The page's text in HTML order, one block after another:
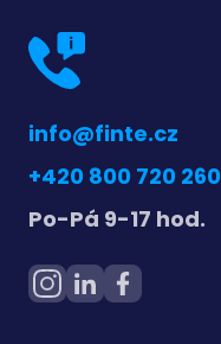
info@finte.cz
+420 800 720 260
Po-Pá 9-17 hod.